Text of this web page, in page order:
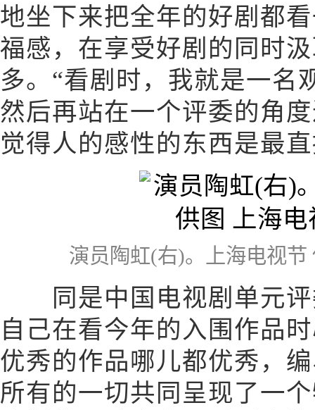
地坐下来把全年的好剧都
福感，在享受好剧的同时
多。“看剧时，我就是一名
然后再站在一个评委的角
觉得人的感性的东西是最
演员陶虹(右)。上海电视节
同是中国电视剧单元评
自己在看今年的入围作品
优秀的作品哪儿都优秀，
所有的一切共同呈现了一